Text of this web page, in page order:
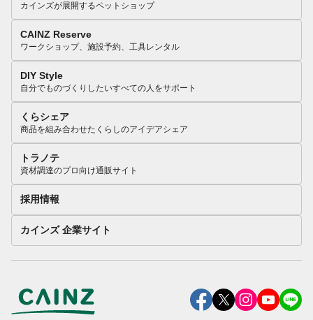
カインズが展開するペットショップ
CAINZ Reserve
ワークショップ、施設予約、工具レンタル
DIY Style
自分でものづくりしたいすべての人をサポート
くらシェア
商品を組み合わせたくらしのアイデアシェア
トラノテ
資材調達のプロ向け通販サイト
採用情報
カインズ 企業サイト